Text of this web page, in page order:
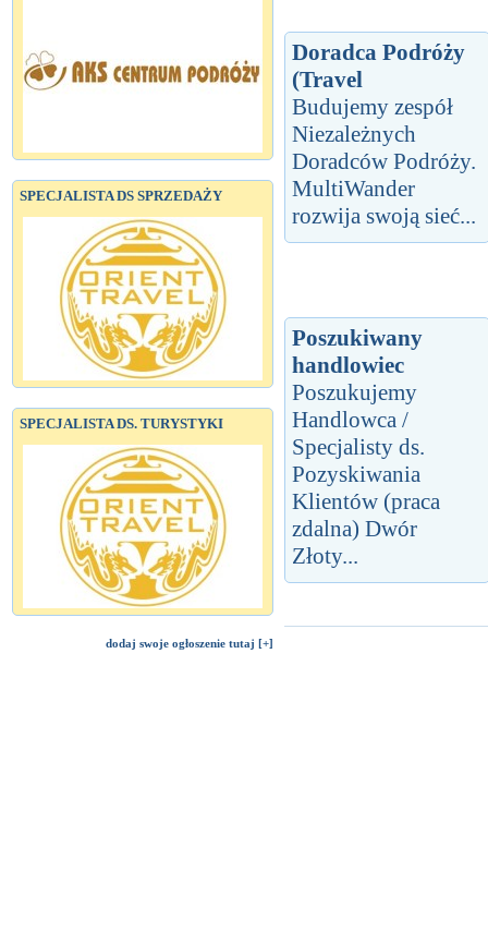
SPECJALISTA DS SPRZEDAŻY
SPECJALISTA DS. TURYSTYKI
dodaj swoje ogłoszenie tutaj [+]
Doradca Podróży
(Travel
Budujemy zespół
Niezależnych
Doradców Podróży.
MultiWander
rozwija swoją sieć...
Poszukiwany
handlowiec
Poszukujemy
Handlowca /
Specjalisty ds.
Pozyskiwania
Klientów (praca
zdalna) Dwór
Złoty...